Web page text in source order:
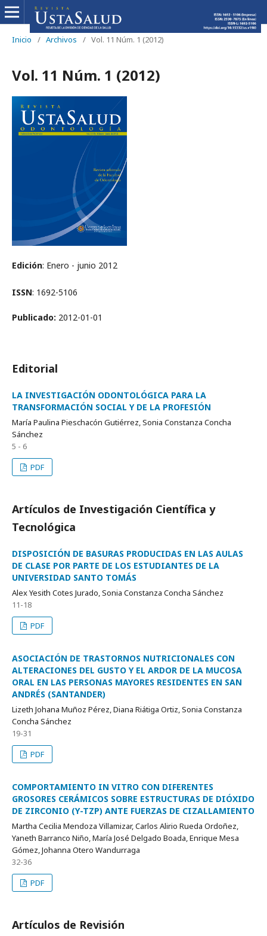
Inicio / Archivos / Vol. 11 Núm. 1 (2012)
Vol. 11 Núm. 1 (2012)
Edición: Enero - junio 2012
ISSN: 1692-5106
Publicado: 2012-01-01
Editorial
LA INVESTIGACIÓN ODONTOLÓGICA PARA LA
TRANSFORMACIÓN SOCIAL Y DE LA PROFESIÓN
María Paulina Pieschacón Gutiérrez, Sonia Constanza Concha
Sánchez
5 - 6
PDF
Artículos de Investigación Científica y
Tecnológica
DISPOSICIÓN DE BASURAS PRODUCIDAS EN LAS AULAS
DE CLASE POR PARTE DE LOS ESTUDIANTES DE LA
UNIVERSIDAD SANTO TOMÁS
Alex Yesith Cotes Jurado, Sonia Constanza Concha Sánchez
11-18
PDF
ASOCIACIÓN DE TRASTORNOS NUTRICIONALES CON
ALTERACIONES DEL GUSTO Y EL ARDOR DE LA MUCOSA
ORAL EN LAS PERSONAS MAYORES RESIDENTES EN SAN
ANDRÉS (SANTANDER)
Lizeth Johana Muñoz Pérez, Diana Riátiga Ortiz, Sonia Constanza
Concha Sánchez
19-31
PDF
COMPORTAMIENTO IN VITRO CON DIFERENTES
GROSORES CERÁMICOS SOBRE ESTRUCTURAS DE DIÓXIDO
DE ZIRCONIO (Y-TZP) ANTE FUERZAS DE CIZALLAMIENTO
Martha Cecilia Mendoza Villamizar, Carlos Alirio Rueda Ordoñez,
Yaneth Barranco Niño, María José Delgado Boada, Enrique Mesa
Gómez, Johanna Otero Wandurraga
32-36
PDF
Artículos de Revisión